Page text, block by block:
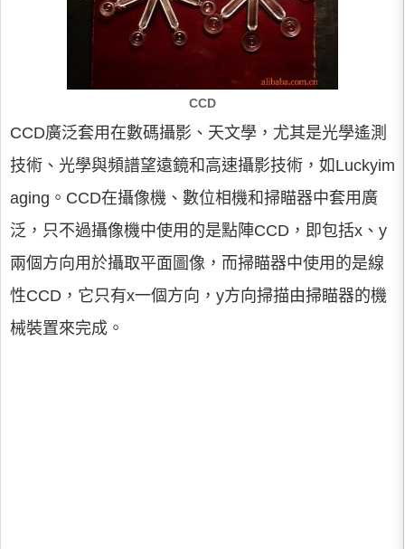
CCD
CCD廣泛套用在數碼攝影、天文學，尤其是光學遙測
技術、光學與頻譜望遠鏡和高速攝影技術，如Luckyim
aging。CCD在攝像機、數位相機和掃瞄器中套用廣
泛，只不過攝像機中使用的是點陣CCD，即包括x、y
兩個方向用於攝取平面圖像，而掃瞄器中使用的是線
性CCD，它只有x一個方向，y方向掃描由掃瞄器的機
械裝置來完成。